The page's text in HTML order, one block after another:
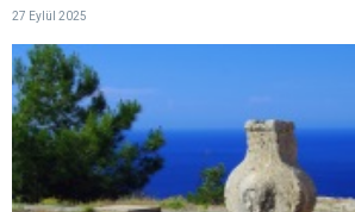
27 Eylül 2025